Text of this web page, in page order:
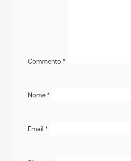
Commento *
Nome *
Email *